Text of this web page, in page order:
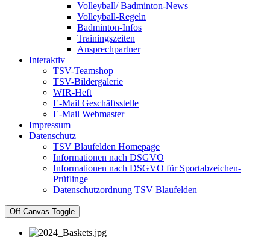
Volleyball/ Badminton-News
Volleyball-Regeln
Badminton-Infos
Trainingszeiten
Ansprechpartner
Interaktiv
TSV-Teamshop
TSV-Bildergalerie
WIR-Heft
E-Mail Geschäftsstelle
E-Mail Webmaster
Impressum
Datenschutz
TSV Blaufelden Homepage
Informationen nach DSGVO
Informationen nach DSGVO für Sportabzeichen-
Prüflinge
Datenschutzordnung TSV Blaufelden
Off-Canvas Toggle